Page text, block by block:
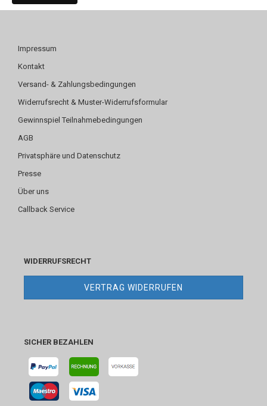
Impressum
Kontakt
Versand- & Zahlungsbedingungen
Widerrufsrecht & Muster-Widerrufsformular
Gewinnspiel Teilnahmebedingungen
AGB
Privatsphäre und Datenschutz
Presse
Über uns
Callback Service
WIDERRUFSRECHT
VERTRAG WIDERRUFEN
SICHER BEZAHLEN